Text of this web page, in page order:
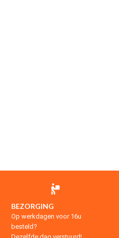
BEZORGING
Op werkdagen voor 16u
besteld?